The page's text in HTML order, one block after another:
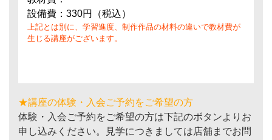
設備費：330円（税込）
上記とは別に、学習進度、制作作品の材料の違いで教材費が
生じる講座がございます。
★講座の体験・入会ご予約をご希望の方
体験・入会ご予約をご希望の方は下記のボタンよりお
申し込みください。見学につきましては店舗までお問